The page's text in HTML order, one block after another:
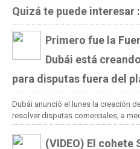
Quizá te puede interesar :
Primero fue la
Dubái está
para disputas fuera del
Dubái anunció el lunes la creación
resolver disputas comerciales, a
(VIDEO) El cohete